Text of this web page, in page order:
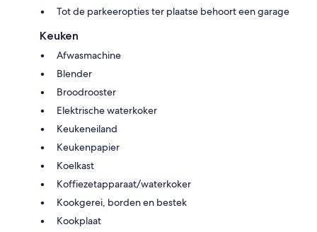
Tot de parkeeropties ter plaatse behoort een garage
Keuken
Afwasmachine
Blender
Broodrooster
Elektrische waterkoker
Keukeneiland
Keukenpapier
Koelkast
Koffiezetapparaat/waterkoker
Kookgerei, borden en bestek
Kookplaat